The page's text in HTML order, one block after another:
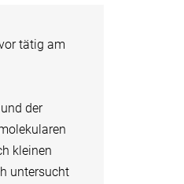
tätig am
der
kleinen
untersucht